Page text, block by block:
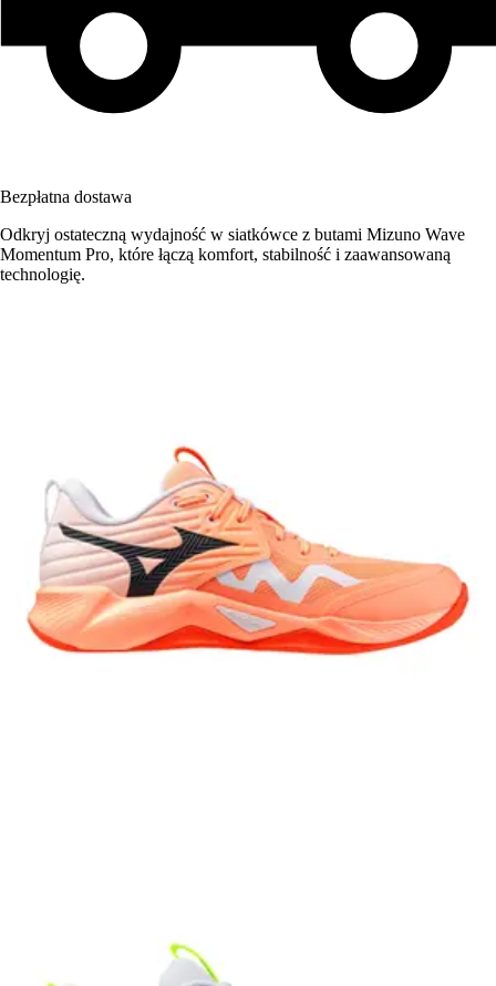
Bezpłatna dostawa
Odkryj ostateczną wydajność w siatkówce z butami Mizuno Wave
Momentum Pro, które łączą komfort, stabilność i zaawansowaną
technologię.